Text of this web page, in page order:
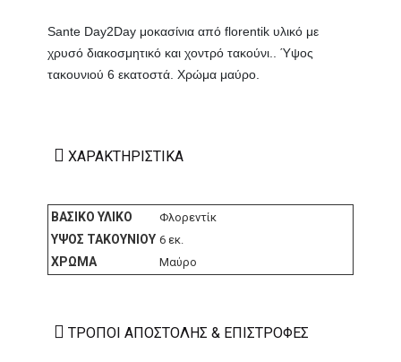
Sante Day2Day μοκασίνια από florentik υλικό με
χρυσό διακοσμητικό και χοντρό τακούνι.. Ύψος
τακουνιού 6 εκατοστά. Χρώμα μαύρο.
ΧΑΡΑΚΤΗΡΙΣΤΙΚΆ
ΒΑΣΙΚΌ ΥΛΙΚΌ Φλορεντίκ
ΎΨΟΣ ΤΑΚΟΥΝΙΟΎ 6 εκ.
ΧΡΏΜΑ Μαύρο
ΤΡΌΠΟΙ ΑΠΟΣΤΟΛΉΣ & ΕΠΙΣΤΡΟΦΈΣ